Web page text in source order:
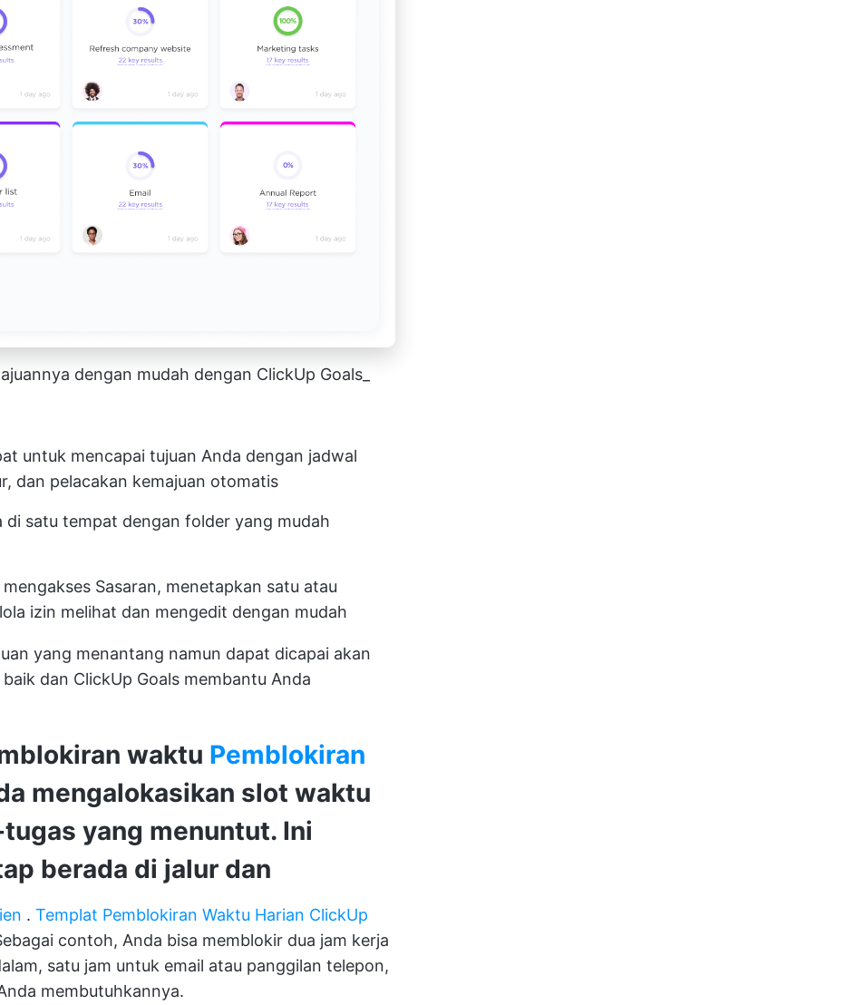
dengan mudah dengan ClickUp Goals_
untuk mencapai tujuan Anda dengan jadwal
dan pelacakan kemajuan otomatis
di satu tempat dengan folder yang mudah
Sasaran, menetapkan satu atau
izin melihat dan mengedit dengan mudah
yang menantang namun dapat dicapai akan
dan ClickUp Goals membantu Anda
waktu Pemblokiran
mengalokasikan slot waktu
yang menuntut. Ini
berada di jalur dan
. Templat Pemblokiran Waktu Harian ClickUp
contoh, Anda bisa memblokir dua jam kerja
satu jam untuk email atau panggilan telepon,
membutuhkannya.